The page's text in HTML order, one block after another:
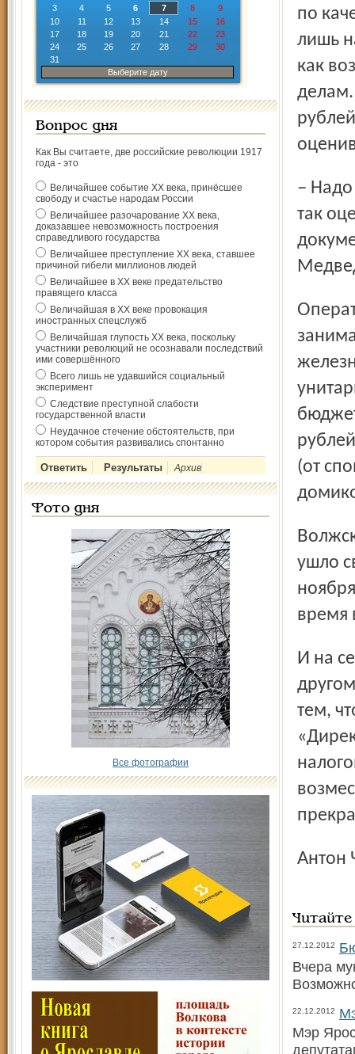
3
4 5 6 7 8
9
10
11 12 13 14 15
16
17
18 19 20 21 22
23
24
25 26 27 28 29
30
31
Выберите дату
Вопрос дня
Как Вы считаете, две российские революции 1917
года - это
Величайшее событие ХХ века, принёсшее
свободу и счастье народам России
Величайшее разочарование ХХ века,
доказавшее невозможность построения
справедливого государства
Величайшее преступление ХХ века, ставшее
причиной гибели миллионов людей
Величайшее в ХХ веке предательство
правящего класса
Величайшая в ХХ веке провокация
иностранных спецслужб
Величайшая глупость ХХ века, поскольку
участники революций не осознавали последствий
ими совершённого
Всего лишь не удавшийся социальный
эксперимент
Следствие преступной слабости
государственной власти
Неудачное стечение обстоятельств, при
котором события развивались спонтанно
Архив
Фото дня
Все фотографии
по
лишь
как
– Надо укреплять оперативно-следственный комплекс, –
так
Оперативникам, по его мнению, следует всерьез
(от
Волжской набережной) деньги тратились весьма щедро –
ушло
время
И на сей раз едва ли все кончится так же мирно, как в
тем,
27.12.2012
Вчера
22.12.2012
Мэр